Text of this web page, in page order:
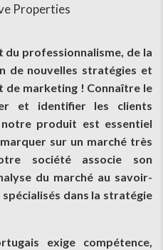
professionnalisme, de la
de nouvelles stratégies et
de marketing ! Connaître le
et identifier les clients
produit est essentiel
sur un marché très
société associe son
du marché au savoir-
dans la stratégie
exige compétence,